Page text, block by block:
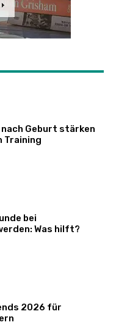
nach Geburt stärken
Training
bei
Was hilft?
2026 für